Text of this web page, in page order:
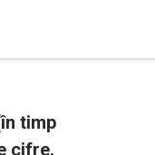
timp
cifre.